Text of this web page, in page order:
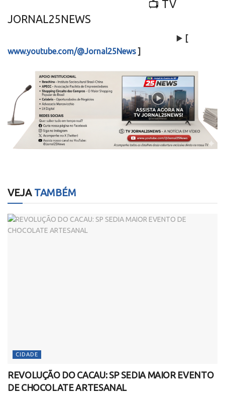
📺 TV
JORNAL25NEWS
▶️ [
www.youtube.com/@Jornal25News ]
VEJATAMBÉM
CIDADE
REVOLUÇÃO DO CACAU: SP SEDIA MAIOR EVENTO
DE CHOCOLATE ARTESANAL